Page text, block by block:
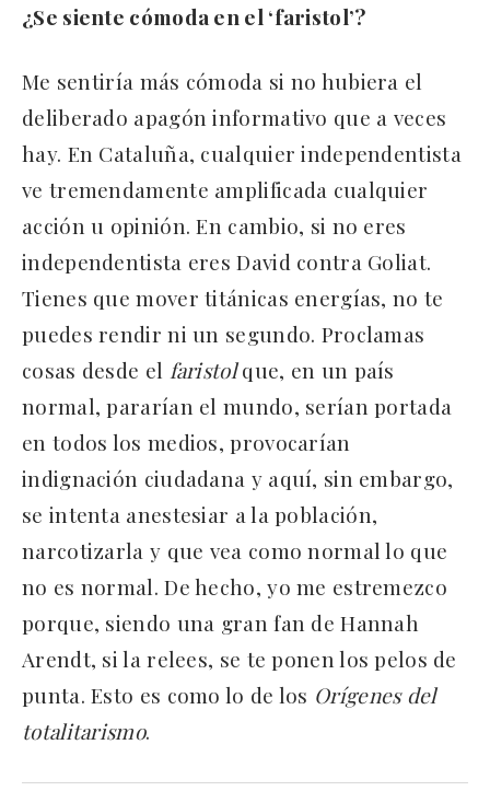
¿Se siente cómoda en el ‘faristol’?
Me sentiría más cómoda si no hubiera el
deliberado apagón informativo que a veces
hay. En Cataluña, cualquier independentista
ve tremendamente amplificada cualquier
acción u opinión. En cambio, si no eres
independentista eres David contra Goliat.
Tienes que mover titánicas energías, no te
puedes rendir ni un segundo. Proclamas
cosas desde el faristolque, en un país
normal, pararían el mundo, serían portada
en todos los medios, provocarían
indignación ciudadana y aquí, sin embargo,
se intenta anestesiar a la población,
narcotizarla y que vea como normal lo que
no es normal. De hecho, yo me estremezco
porque, siendo una gran fan de Hannah
Arendt, si la relees, se te ponen los pelos de
punta. Esto es como lo de los Orígenes del
totalitarismo.